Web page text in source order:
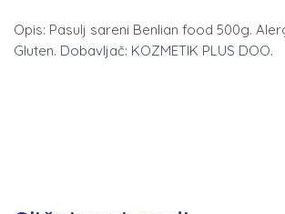
Opis: Pasulj sareni Benlian food 500g.
Gluten. Dobavljač: KOZMETIK PLUS DOO.